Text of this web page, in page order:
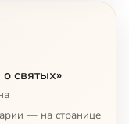
святых»
— на странице